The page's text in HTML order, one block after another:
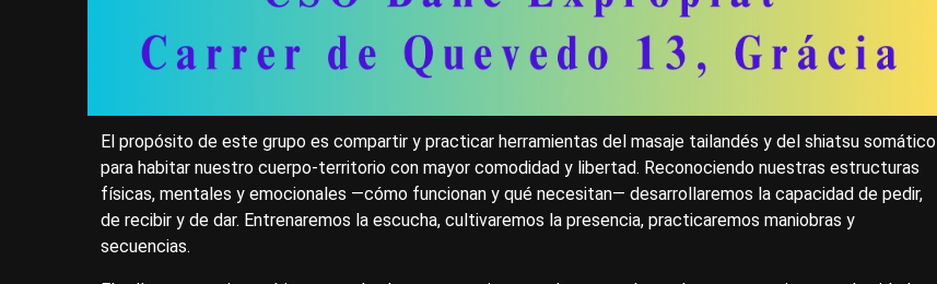
El propósito de este grupo es compartir y practicar herramientas del masaje tailandés y del shiatsu somático
para habitar nuestro cuerpo-territorio con mayor comodidad y libertad. Reconociendo nuestras estructuras
físicas, mentales y emocionales —cómo funcionan y qué necesitan— desarrollaremos la capacidad de pedir,
de recibir y de dar. Entrenaremos la escucha, cultivaremos la presencia, practicaremos maniobras y
secuencias.